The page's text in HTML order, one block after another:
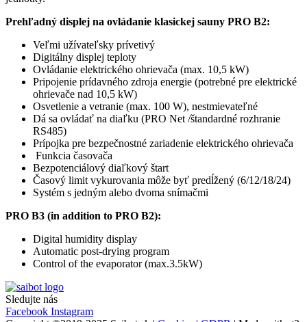
Prehľadný displej na ovládanie klasickej sauny PRO B2:
Veľmi užívateľsky prívetivý
Digitálny displej teploty
Ovládanie elektrického ohrievača (max. 10,5 kW)
Pripojenie prídavného zdroja energie (potrebné pre elektrické
ohrievače nad 10,5 kW)
Osvetlenie a vetranie (max. 100 W), nestmievateľné
Dá sa ovládať na diaľku (PRO Net /štandardné rozhranie
RS485)
Prípojka pre bezpečnostné zariadenie elektrického ohrievača
Funkcia časovača
Bezpotenciálový diaľkový štart
Časový limit vykurovania môže byť predĺžený (6/12/18/24)
Systém s jedným alebo dvoma snímačmi
PRO B3 (in addition to PRO B2):
Digital humidity display
Automatic post-drying program
Control of the evaporator (max.3.5kW)
Sledujte nás
Facebook Instagram